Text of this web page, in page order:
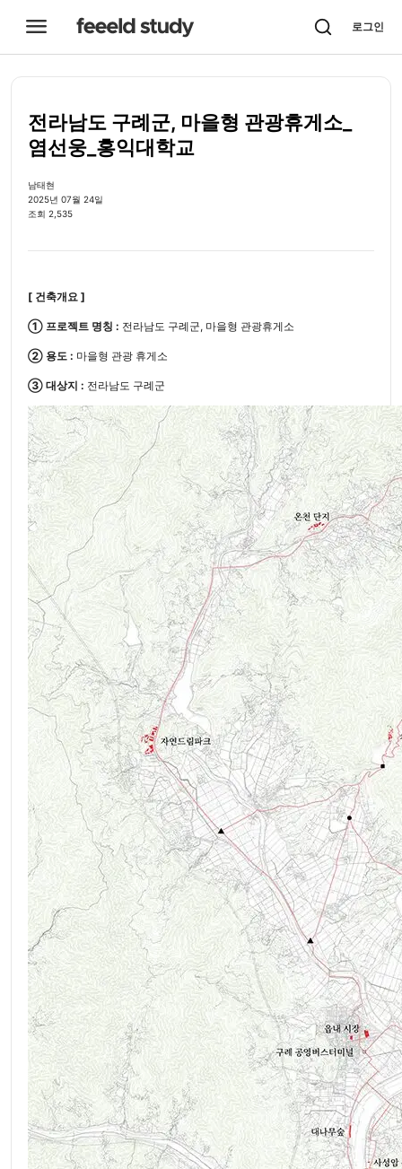
 로그인
전라남도 구례군, 마을형 관광휴게소_
염선웅_홍익대학교
남태현
2025년 07월 24일
조회 2,535
[ 건축개요 ]
① 프로젝트 명칭 : 전라남도 구례군, 마을형 관광휴게소
② 용도 : 마을형 관광 휴게소
③ 대상지 : 전라남도 구례군